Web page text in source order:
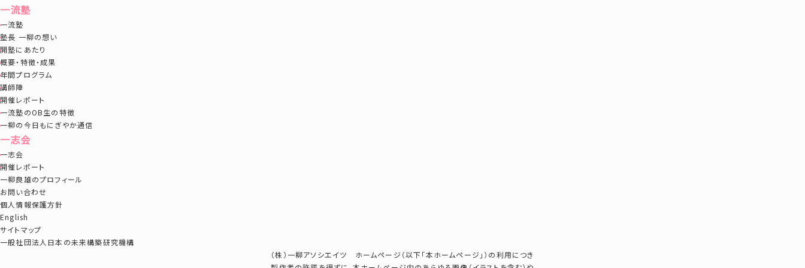
一流塾
一流塾
塾長 一柳の想い
開塾にあたり
概要・特徴・成果
年間プログラム
講師陣
開催レポート
一流塾のOB生の特徴
一柳の今日もにぎやか通信
一志会
一志会
開催レポート
一柳良雄のプロフィール
お問い合わせ
個人情報保護方針
English
サイトマップ
一般社団法人日本の未来構築研究機構
（株）一柳アソシエイツ ホームページ（以下「本ホームページ」）の利用につき